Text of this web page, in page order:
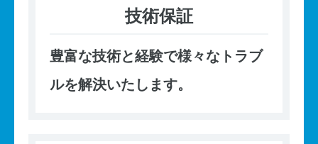
技術保証
豊富な技術と経験で様々なトラブ
ルを解決いたします。